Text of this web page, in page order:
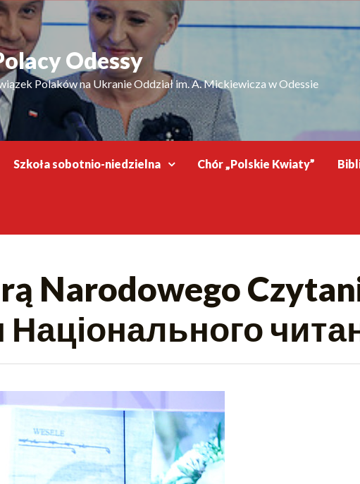
Odessy
Polaków na Ukranie Oddział im. A. Mickiewicza w Odessie
Szkoła sobotnio-niedzielna Chór „Polskie Kwiaty”
Narodowego
Національного